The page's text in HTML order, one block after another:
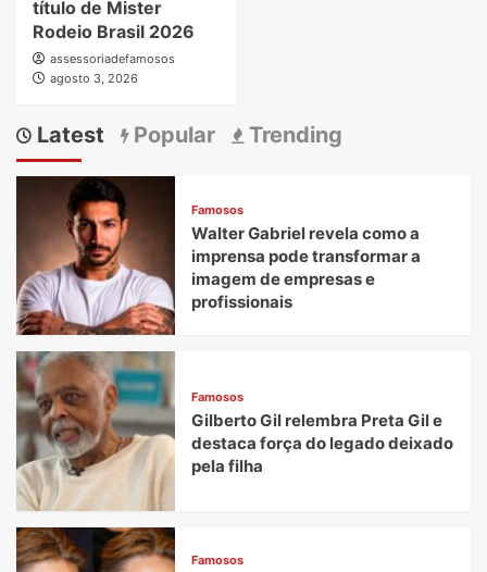
título de Mister
Rodeio Brasil 2026
assessoriadefamosos
agosto 3, 2026
Latest Popular Trending
Famosos
Walter Gabriel revela como a
imprensa pode transformar a
imagem de empresas e
profissionais
Famosos
Gilberto Gil relembra Preta Gil e
destaca força do legado deixado
pela filha
Famosos